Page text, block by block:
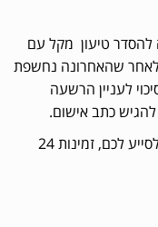
להסדר טיעון מקל עם
לאחר שהאחרונה נחשפת
לעניין הרשעה
כתב אישום.
זקוקים לסיוע עורך דין פלילי ? אני כאן כדי לסייע לכם, זמינות 24